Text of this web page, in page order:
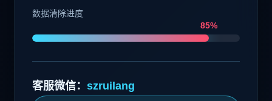
数据清除进度
85%
客服微信： szruilang